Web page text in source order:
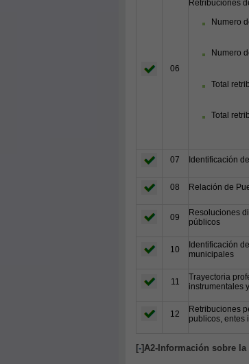
06
Retribuciones
Numero
Numero
Total
Total
07 Identificación
08 Relación de
09
Resoluciones
públicos
10
Identificación
municipales
11
Trayectoria
instrumentales
12
Retribuciones
publicos, entes
[-]A2-Información sobre